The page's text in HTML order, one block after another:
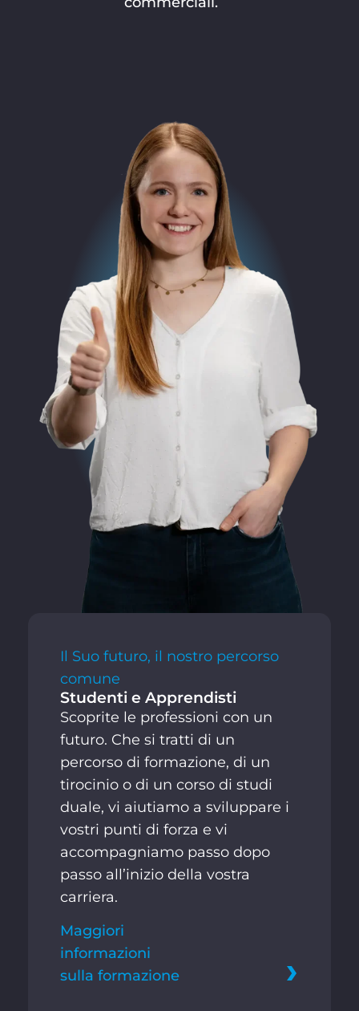
Il Suo futuro, il nostro percorso
comune
Studenti e Apprendisti
Scoprite le professioni con un
futuro. Che si tratti di un
percorso di formazione, di un
tirocinio o di un corso di studi
duale, vi aiutiamo a sviluppare i
vostri punti di forza e vi
accompagniamo passo dopo
passo all’inizio della vostra
carriera.
Maggiori
informazioni
sulla formazione